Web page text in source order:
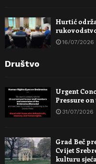
Hurtić
16/07/2026
Društvo
Urgent
Pressure
31/07/2026
Grad Beč
Cvijet
kulturu